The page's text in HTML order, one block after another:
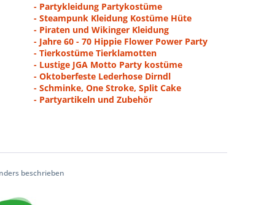
- Partykleidung Partykostüme
- Steampunk Kleidung Kostüme Hüte
- Piraten und Wikinger Kleidung
- Jahre 60 - 70 Hippie Flower Power Party
- Tierkostüme Tierklamotten
- Lustige JGA Motto Party kostüme
- Oktoberfeste Lederhose Dirndl
- Schminke, One Stroke, Split Cake
- Partyartikeln und Zubehör
beschrieben